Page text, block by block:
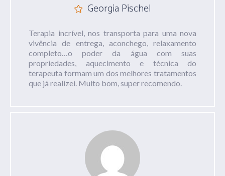
Georgia Pischel
Terapia incrível, nos transporta para uma nova
vivência de entrega, aconchego, relaxamento
completo…o poder da água com suas
propriedades, aquecimento e técnica do
terapeuta formam um dos melhores tratamentos
que já realizei. Muito bom, super recomendo.